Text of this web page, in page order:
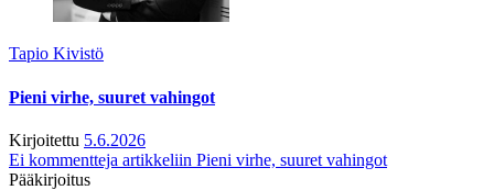
Tapio Kivistö
Pieni virhe, suuret vahingot
Kirjoitettu 5.6.2026
Ei kommentteja artikkeliin Pieni virhe, suuret vahingot
Pääkirjoitus